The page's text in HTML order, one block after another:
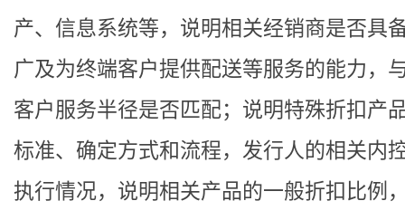
产、信息系统等，说明相关经销商是否具
广及为终端客户提供配送等服务的能力，
客户服务半径是否匹配；说明特殊折扣产
标准、确定方式和流程，发行人的相关内
执行情况，说明相关产品的一般折扣比例